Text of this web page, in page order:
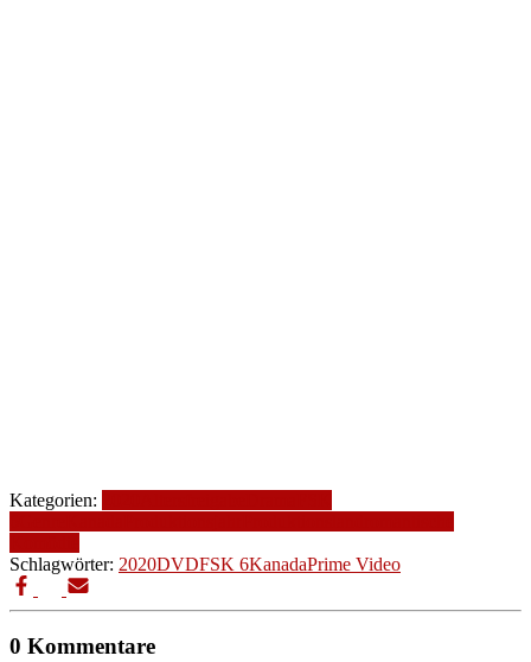
Kategorien:
Schlagwörter: 2020DVDFSK 6KanadaPrime Video
0 Kommentare